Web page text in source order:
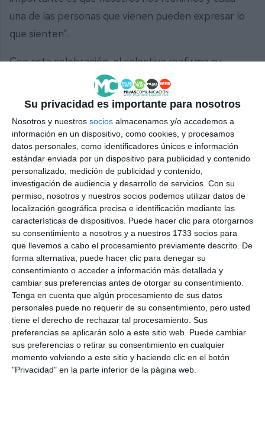
Su privacidad es importante para nosotros
Nosotros y nuestros socios almacenamos y/o accedemos a
información en un dispositivo, como cookies, y procesamos
datos personales, como identificadores únicos e información
estándar enviada por un dispositivo para publicidad y contenido
personalizado, medición de publicidad y contenido,
investigación de audiencia y desarrollo de servicios. Con su
permiso, nosotros y nuestros socios podemos utilizar datos de
localización geográfica precisa e identificación mediante las
características de dispositivos. Puede hacer clic para otorgarnos
su consentimiento a nosotros y a nuestros 1733 socios para
que llevemos a cabo el procesamiento previamente descrito. De
forma alternativa, puede hacer clic para denegar su
consentimiento o acceder a información más detallada y
cambiar sus preferencias antes de otorgar su consentimiento.
Tenga en cuenta que algún procesamiento de sus datos
personales puede no requerir de su consentimiento, pero usted
tiene el derecho de rechazar tal procesamiento. Sus
preferencias se aplicarán solo a este sitio web. Puede cambiar
sus preferencias o retirar su consentimiento en cualquier
momento volviendo a este sitio y haciendo clic en el botón
"Privacidad" en la parte inferior de la página web.
una de las personas que vienen pueden expresar lo
que sienten”.
Con esta celebración, el colectivo reafirma su
compromiso con la poesía y la cultura,
consolidándose como un espacio de encuentro para
la creatividad y la expresión en Mijas.
Comparte esta noticia desde el siguiente enlace:
https://mijascom.com/?a=38323
PATIO DE ENSUEÑO CÍRCULO POÉTICO POESÍA MIJAS
CULTURA